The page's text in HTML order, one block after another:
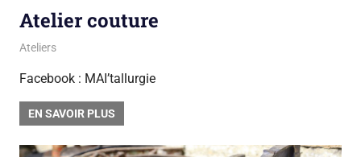
Atelier couture
13 avril 2018
sarah mpa
Ateliers
Facebook : MAI’tallurgie
EN SAVOIR PLUS